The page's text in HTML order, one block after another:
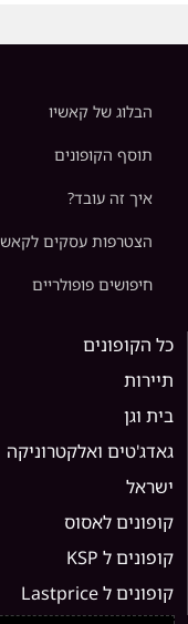
הבלוג של קאשיו
תוסף הקופונים
איך זה עובד?
הצטרפות עסקים
חיפושים פופולריים
כל הקופונים
תיירות
בית וגן
גאדג'טים ואלקטרוניקה
ישראל
קופונים לאסוס
קופונים ל KSP
קופונים ל Lastprice